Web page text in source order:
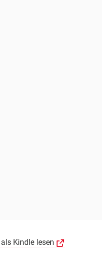
Kindle lesen